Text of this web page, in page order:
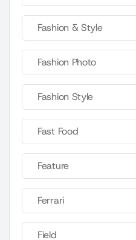
Fashion & Style
Fashion Photo
Fashion Style
Fast Food
Feature
Ferrari
Field